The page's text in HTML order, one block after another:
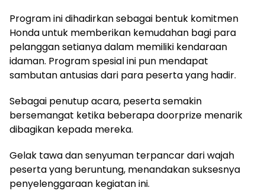
Program ini dihadirkan sebagai bentuk komitmen
Honda untuk memberikan kemudahan bagi para
pelanggan setianya dalam memiliki kendaraan
idaman. Program spesial ini pun mendapat
sambutan antusias dari para peserta yang hadir.
Sebagai penutup acara, peserta semakin
bersemangat ketika beberapa doorprize menarik
dibagikan kepada mereka.
Gelak tawa dan senyuman terpancar dari wajah
peserta yang beruntung, menandakan suksesnya
penyelenggaraan kegiatan ini.